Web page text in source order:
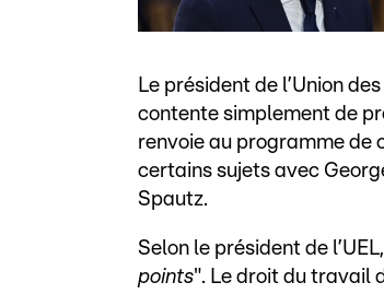
Le président de l’Union
contente simplement de
renvoie au programme de
certains sujets avec
Spautz.
Selon le président de
points". Le droit du travail